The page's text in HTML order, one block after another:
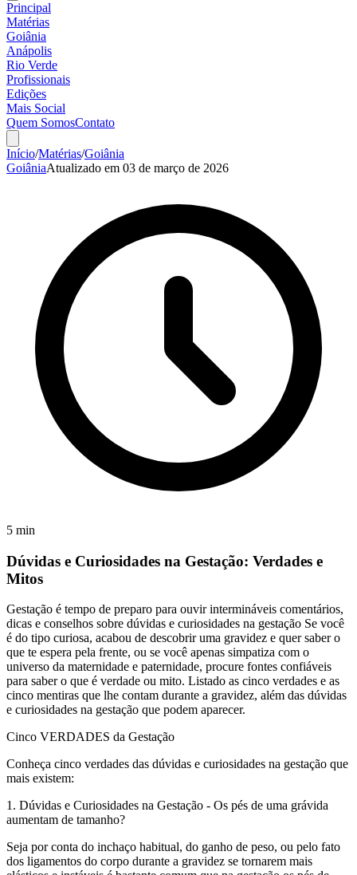
Principal
Matérias
Goiânia
Anápolis
Rio Verde
Profissionais
Edições
Mais Social
Quem SomosContato
Início/Matérias/Goiânia
GoiâniaAtualizado em 03 de março de 2026
5 min
Dúvidas e Curiosidades na Gestação: Verdades e
Mitos
Gestação é tempo de preparo para ouvir intermináveis comentários,
dicas e conselhos sobre dúvidas e curiosidades na gestação Se você
é do tipo curiosa, acabou de descobrir uma gravidez e quer saber o
que te espera pela frente, ou se você apenas simpatiza com o
universo da maternidade e paternidade, procure fontes confiáveis
para saber o que é verdade ou mito. Listado as cinco verdades e as
cinco mentiras que lhe contam durante a gravidez, além das dúvidas
e curiosidades na gestação que podem aparecer.
Cinco VERDADES da Gestação
Conheça cinco verdades das dúvidas e curiosidades na gestação que
mais existem:
1. Dúvidas e Curiosidades na Gestação - Os pés de uma grávida
aumentam de tamanho?
Seja por conta do inchaço habitual, do ganho de peso, ou pelo fato
dos ligamentos do corpo durante a gravidez se tornarem mais